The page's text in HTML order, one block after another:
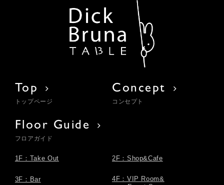
Top
トップページ
Concept
コンセプト
Floor Guide
フロアガイド
1F：Take Out 2F：Shop&Cafe
3F：Bar
4F：VIP Room&